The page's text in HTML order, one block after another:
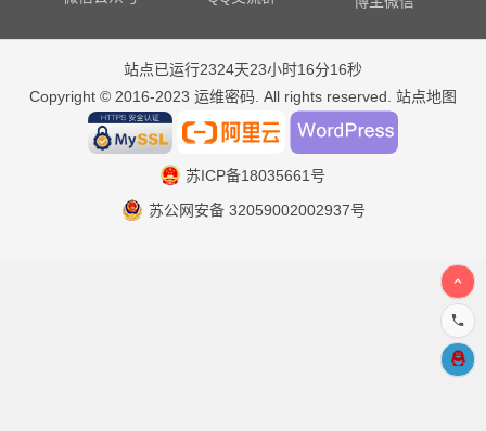
站点已运行2324天23小时16分16秒
Copyright © 2016-2023 运维密码 . All rights reserved. 站点地图
苏ICP备18035661号
苏公网安备 32059002002937号